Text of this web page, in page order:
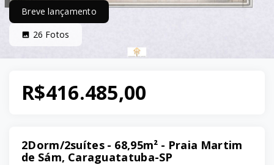
Breve lançamento
26 Fotos
R$416.485,00
2Dorm/2suítes - 68,95m² - Praia Martim
de Sám, Caraguatatuba-SP